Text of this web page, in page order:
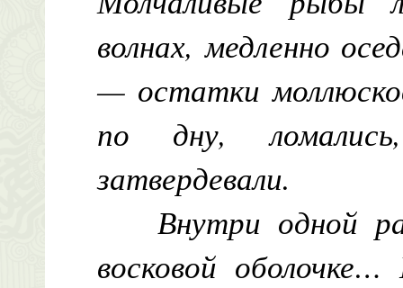
волнах, медленно
— остатки
по дну,
затвердевали.
Внутри одной
восковой